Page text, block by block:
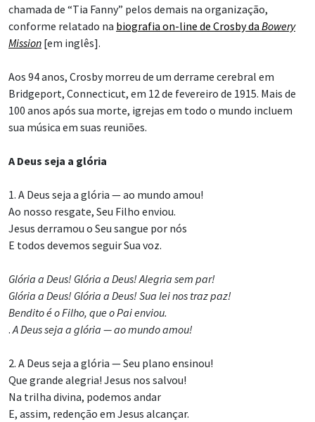
chamada de “Tia Fanny” pelos demais na organização,
conforme relatado na biografia on-line de Crosby da Bowery
Mission [em inglês].
Aos 94 anos, Crosby morreu de um derrame cerebral em
Bridgeport, Connecticut, em 12 de fevereiro de 1915. Mais de
100 anos após sua morte, igrejas em todo o mundo incluem
sua música em suas reuniões.
A Deus seja a glória
1. A Deus seja a glória — ao mundo amou!
Ao nosso resgate, Seu Filho enviou.
Jesus derramou o Seu sangue por nós
E todos devemos seguir Sua voz.
Glória a Deus! Glória a Deus! Alegria sem par!
Glória a Deus! Glória a Deus! Sua lei nos traz paz!
Bendito é o Filho, que o Pai enviou.
. A Deus seja a glória — ao mundo amou!
2. A Deus seja a glória — Seu plano ensinou!
Que grande alegria! Jesus nos salvou!
Na trilha divina, podemos andar
E, assim, redenção em Jesus alcançar.